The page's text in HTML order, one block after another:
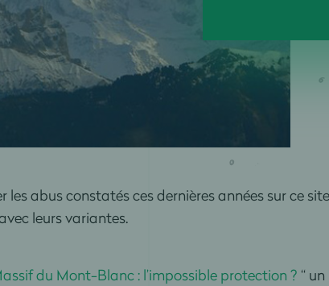
abus constatés ces dernières années sur ce site
leurs variantes.
du Mont-Blanc : l’impossible protection ? “